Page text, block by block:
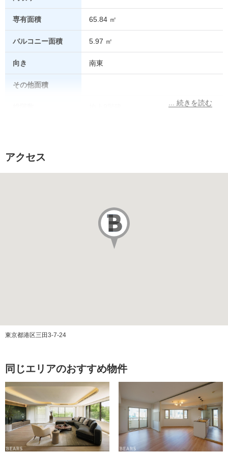
専有面積 65.84 ㎡
バルコニー面積 5.97 ㎡
向き 南東
その他面積
総戸数
販売価格
管理方式 全部委託（日勤）
修繕積立金
ペット飼育 可（飼育細則有）
エレベーター あり
RC(鉄筋コンクリート)造
アクセス
東京都港区三田3-7-24
同じエリアのおすすめ物件